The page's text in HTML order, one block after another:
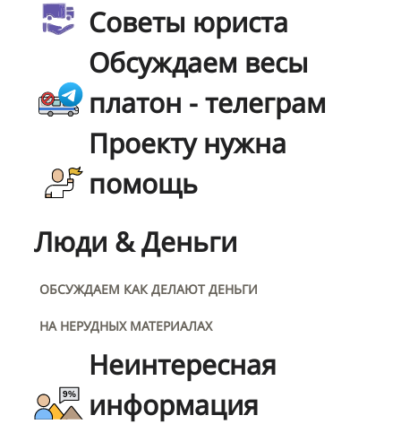
Советы юриста
Обсуждаем весы
платон - телеграм
Проекту нужна
помощь
Люди & Деньги
ОБСУЖДАЕМ КАК ДЕЛАЮТ ДЕНЬГИ
НА НЕРУДНЫХ МАТЕРИАЛАХ
Неинтересная
информация